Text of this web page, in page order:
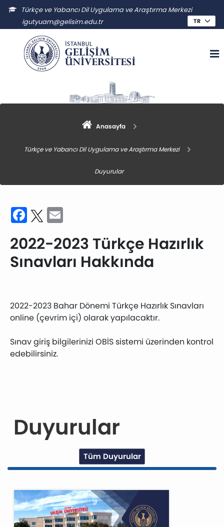
Türkçe ve Yabancı Dil Uygulama ve Araştırma Merkezi
igutyuam@gelisim.edu.tr
Anasayfa
Türkçe ve Yabancı Dil Uygulama ve Araştırma Merkezi
Duyurular
Facebook
Twitter
2022-2023 Türkçe Hazırlık
Sınavları Hakkında
2022-2023 Bahar Dönemi Türkçe Hazırlık Sınavları
online (çevrim içi) olarak yapılacaktır.
Sınav giriş bilgilerinizi OBİS sistemi üzerinden kontrol
edebilirsiniz.
Duyurular
Tüm Duyurular